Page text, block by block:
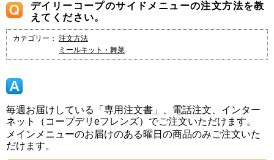
デイリーコープのサイドメニューの注文方法を教
えてください。
カテゴリー： 注文方法
ミールキット・舞菜
毎週お届けしている「専用注文書」、電話注文、インター
ネット（コープデリeフレンズ）でご注文いただけます。
メインメニューのお届けのある曜日の商品のみご注文いた
だけます。